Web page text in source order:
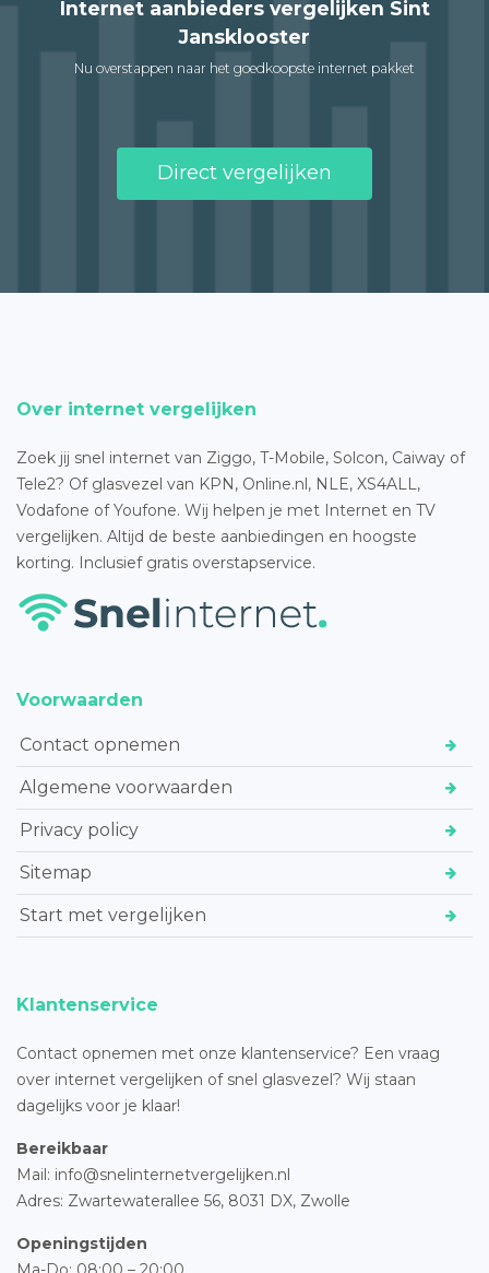
Internet aanbieders vergelijken Sint
Jansklooster
Nu overstappen naar het goedkoopste internet pakket
Direct vergelijken
Over internet vergelijken
Zoek jij snel internet van Ziggo, T-Mobile, Solcon, Caiway of
Tele2? Of glasvezel van KPN, Online.nl, NLE, XS4ALL,
Vodafone of Youfone. Wij helpen je met Internet en TV
vergelijken. Altijd de beste aanbiedingen en hoogste
korting. Inclusief gratis overstapservice.
Voorwaarden
Contact opnemen
Algemene voorwaarden
Privacy policy
Sitemap
Start met vergelijken
Klantenservice
Contact opnemen met onze klantenservice? Een vraag
over internet vergelijken of snel glasvezel? Wij staan
dagelijks voor je klaar!
Bereikbaar
Mail: info@snelinternetvergelijken.nl
Adres: Zwartewaterallee 56, 8031 DX, Zwolle
Openingstijden